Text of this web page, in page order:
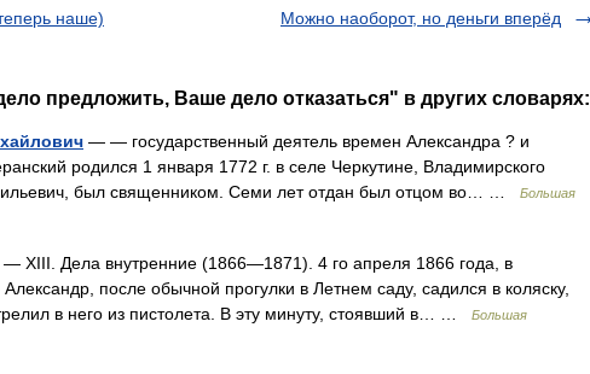
наше)
Можно наоборот, но деньги вперёд
предложить, Ваше дело отказаться" в других словарях:
— — государственный деятель времен Александра ? и
родился 1 января 1772 г. в селе Черкутине, Владимирского
был священником. Семи лет отдан был отцом во… …
Большая
— XIII. Дела внутренние (1866—1871). 4 го апреля 1866 года, в
после обычной прогулки в Летнем саду, садился в коляску,
в него из пистолета. В эту минуту, стоявший в… …
Большая